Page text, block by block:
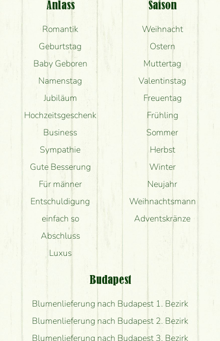
Anlass
Romantik
Geburtstag
Baby Geboren
Namenstag
Jubiläum
Hochzeitsgeschenk
Business
Sympathie
Gute Besserung
Für männer
Entschuldigung
einfach so
Abschluss
Luxus
Saison
Weihnacht
Ostern
Muttertag
Valentinstag
Freuentag
Frühling
Sommer
Herbst
Winter
Neujahr
Weihnachtsmann
Adventskränze
Budapest
Blumenlieferung nach Budapest 1. Bezirk
Blumenlieferung nach Budapest 2. Bezirk
Blumenlieferung nach Budapest 3. Bezirk